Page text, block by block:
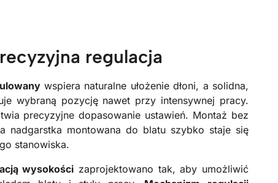
regulacja
wspiera naturalne ułożenie dłoni, a solidna,
wybraną pozycję nawet przy intensywnej pracy.
precyzyjne dopasowanie ustawień. Montaż bez
nadgarstka montowana do blatu szybko staje się
stanowiska.
wysokości zaprojektowano tak, aby umożliwić